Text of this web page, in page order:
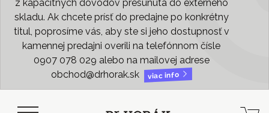
z kapacitných dôvodov presunutá do externého
skladu. Ak chcete prísť do predajne po konkrétny
titul, poprosíme vás, aby ste si jeho dostupnosť v
kamennej predajni overili na telefónnom čísle
0907 078 029 alebo na mailovej adrese
obchod@drhorak.sk
viac info